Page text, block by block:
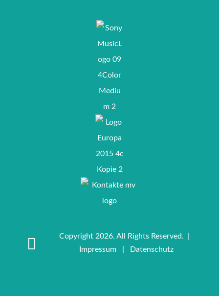
Copyright 2026. All Rights Reserved. |
Impressum| Datenschutz